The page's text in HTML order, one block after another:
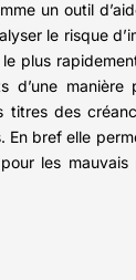
un outil
le risque
plus
d’une
titres des
En bref elle
les